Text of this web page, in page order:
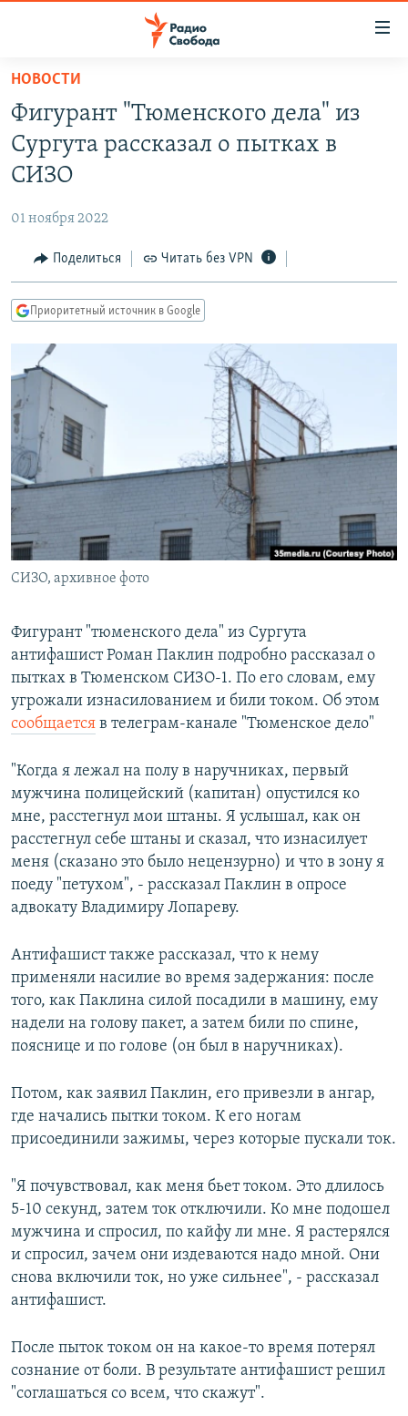
упрощенного
доступа
Вернуться
основному
Вернутся
Вернутся
поиску
ПОДКАСТЫ
АВТОРСКИЕ ПРОЕКТЫ
МНЕНИЯ
КУЛЬТУРА
КАВКАЗ.РЕАЛИИ
СЕВЕР.РЕАЛИИ
СИБИРЬ.РЕАЛИИ
РАСПИСАНИЕ ВЕЩАНИЯ
ПОДПИШИТЕСЬ НА РАССЫЛКУ
СОЦИАЛЬНЫЕ СЕТИ
Все сайты РСЕ/РС
НОВОСТИ
Фигурант "Тюменского дела" из
Сургута рассказал о пытках в
СИЗО
01 ноября 2022
Поделиться Читать без VPN
Приоритетный источник в Google
СИЗО, архивное фото
Фигурант "тюменского дела" из Сургута
антифашист Роман Паклин подробно рассказал о
пытках в Тюменском СИЗО-1. По его словам, ему
угрожали изнасилованием и били током. Об этом
сообщается в телеграм-канале "Тюменское дело"
"Когда я лежал на полу в наручниках, первый
мужчина полицейский (капитан) опустился ко
мне, расстегнул мои штаны. Я услышал, как он
расстегнул себе штаны и сказал, что изнасилует
меня (сказано это было нецензурно) и что в зону я
поеду "петухом", - рассказал Паклин в опросе
адвокату Владимиру Лопареву.
Антифашист также рассказал, что к нему
применяли насилие во время задержания: после
того, как Паклина силой посадили в машину, ему
надели на голову пакет, а затем били по спине,
пояснице и по голове (он был в наручниках).
Потом, как заявил Паклин, его привезли в ангар,
где начались пытки током. К его ногам
присоединили зажимы, через которые пускали ток.
"Я почувствовал, как меня бьет током. Это длилось
5-10 секунд, затем ток отключили. Ко мне подошел
мужчина и спросил, по кайфу ли мне. Я растерялся
и спросил, зачем они издеваются надо мной. Они
снова включили ток, но уже сильнее", - рассказал
антифашист.
После пыток током он на какое-то время потерял
сознание от боли. В результате антифашист решил
"соглашаться со всем, что скажут".